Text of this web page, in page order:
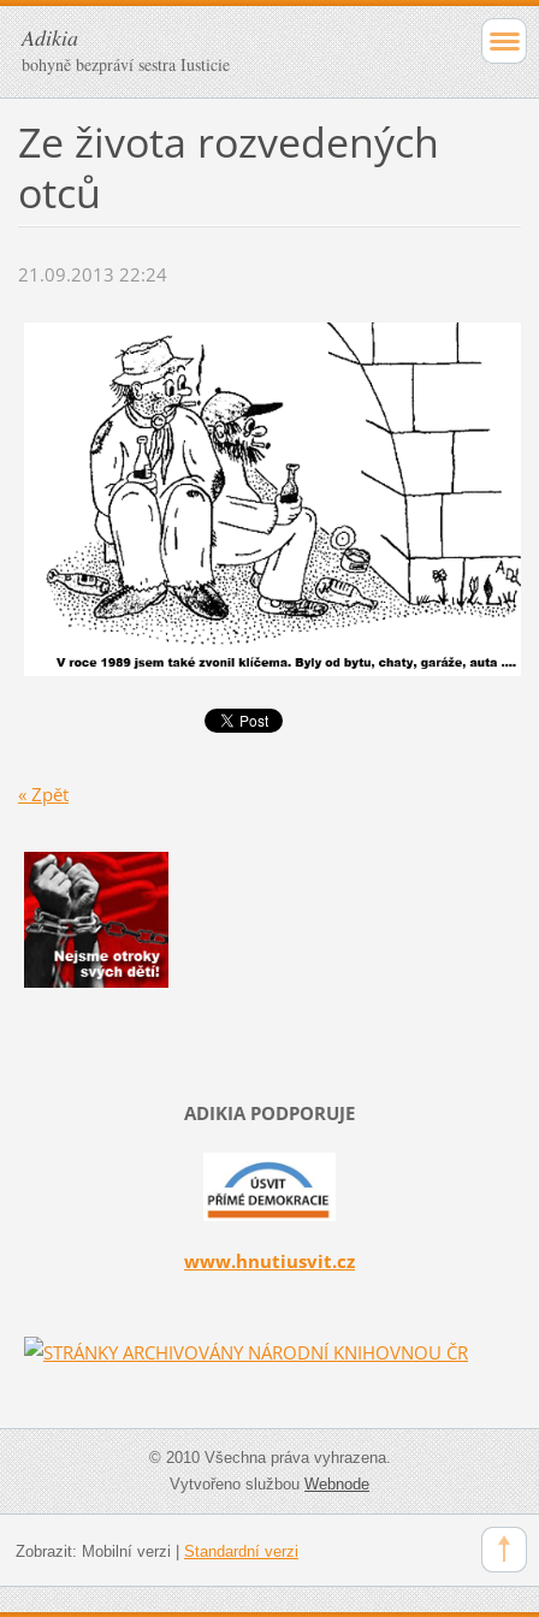
Adikia
bohyně bezpráví sestra Iusticie
Ze života rozvedených
otců
21.09.2013 22:24
« Zpět
ADIKIA PODPORUJE
www.hnutiusvit.cz
© 2010 Všechna práva vyhrazena.
Vytvořeno službouWebnode
Zobrazit: Mobilní verzi Standardní verzi